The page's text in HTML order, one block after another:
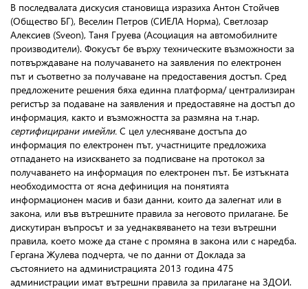
В последвалата дискусия становища изразиха Антон Стойчев
(Общество БГ), Веселин Петров (СИЕЛА Норма), Светлозар
Алексиев (Sveon), Таня Груева (Асоциация на автомобилните
производители). Фокусът бе върху техническите възможности за
потвърждаване на получаването на заявления по електронен
път и съответно за получаване на предоставения достъп. Сред
предложените решения бяха единна платформа/ централизиран
регистър за подаване на заявления и предоставяне на достъп до
информация, както и възможността за размяна на т.нар.
сертифицирани имейли. С цел улесняване достъпа до
информация по електронен път, участниците предложиха
отпадането на изискването за подписване на протокол за
получаването на информация по електронен път. Бе изтъкната
необходимостта от ясна дефиниция на понятията
информационен масив и бази данни, които да залегнат или в
закона, или във вътрешните правила за неговото прилагане. Бе
дискутиран въпросът и за уеднаквяването на тези вътрешни
правила, което може да стане с промяна в закона или с наредба.
Гергана Жулева подчерта, че по данни от Доклада за
състоянието на администрацията 2013 година 475
администрации имат вътрешни правила за прилагане на ЗДОИ.